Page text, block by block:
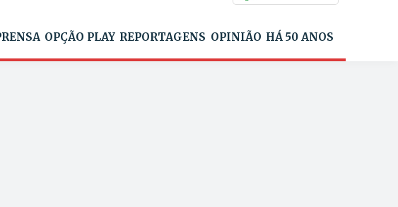
OPÇÃO PLAY REPORTAGENS OPINIÃO HÁ 50 ANOS